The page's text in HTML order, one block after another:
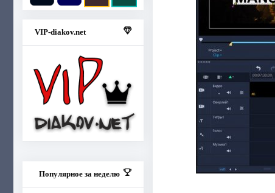
VIP-diakov.net
Популярное за неделю